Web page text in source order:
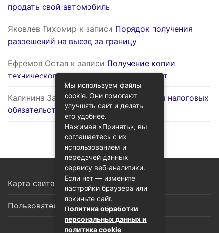
продать свой автомобиль
Яковлев Тихомир к записи Порядок получения
разрешений на выезд за границу
Ефремов Остап к записи Получение копии
технического паспорта на жилой объект
Калинина Залинак записиОптимизация налоговых
обязательств через госуслуги
Карта сайта
Пользовательское соглашение
Мы используем файлы
cookie. Они помогают
улучшать сайт и делать
его удобнее.
Нажимая «Принять», вы
соглашаетесь с их
использованием и
передачей данных
сервису веб-аналитики.
Если нет — измените
настройки браузера или
покиньте сайт.
Политика обработки
персональных данных и
политика cookie